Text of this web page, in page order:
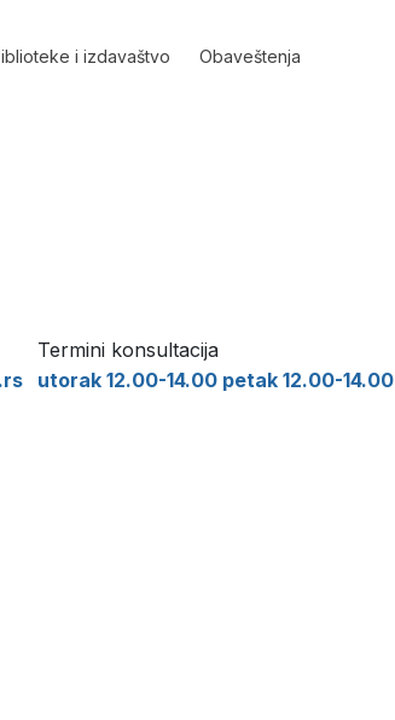
i izdavaštvo Obaveštenja
Termini konsultacija
utorak 12.00-14.00 petak 12.00-14.00